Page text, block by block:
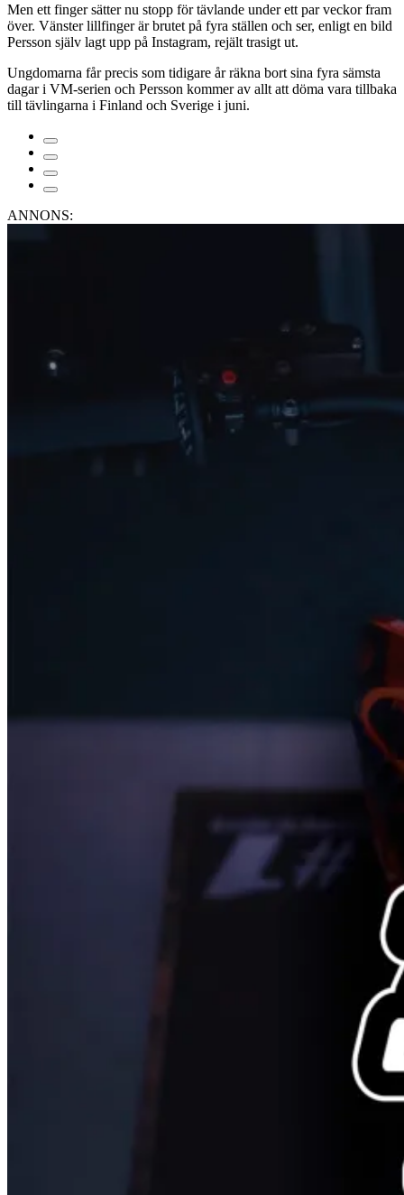
Men ett finger sätter nu stopp för tävlande under ett par veckor fram
över. Vänster lillfinger är brutet på fyra ställen och ser, enligt en bild
Persson själv lagt upp på Instagram, rejält trasigt ut.
Ungdomarna får precis som tidigare år räkna bort sina fyra sämsta
dagar i VM-serien och Persson kommer av allt att döma vara tillbaka
till tävlingarna i Finland och Sverige i juni.
ANNONS: